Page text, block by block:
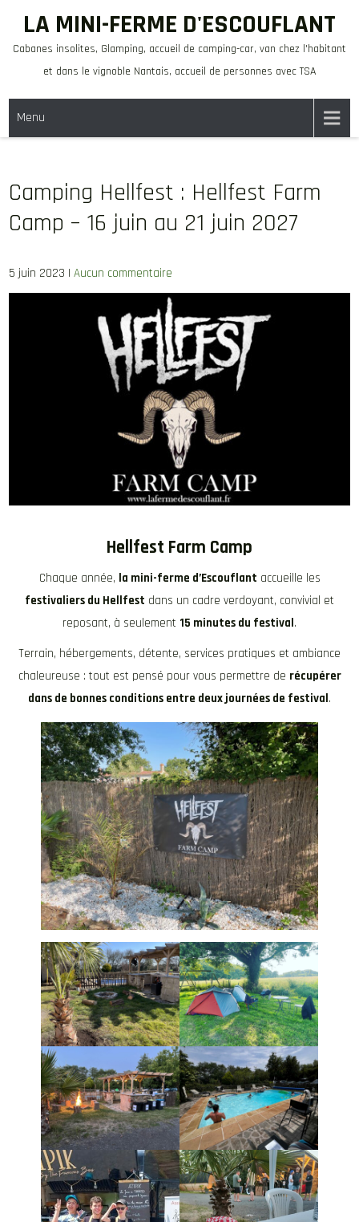
content
LA MINI-FERME D'ESCOUFLANT
Cabanes insolites, Glamping, accueil de camping-car, van chez l'habitant
et dans le vignoble Nantais, accueil de personnes avec TSA
Menu
Camping Hellfest : Hellfest Farm
Camp – 16 juin au 21 juin 2027
5 juin 2023 |Aucun commentaire
Hellfest Farm Camp
Chaque année, la mini-ferme d’Escouflant accueille les
festivaliers du Hellfest dans un cadre verdoyant, convivial et
reposant, à seulement 15 minutes du festival.
Terrain, hébergements, détente, services pratiques et ambiance
chaleureuse : tout est pensé pour vous permettre de récupérer
dans de bonnes conditions entre deux journées de festival.